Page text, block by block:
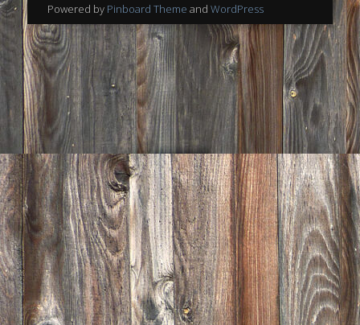
Powered by Pinboard Theme and WordPress